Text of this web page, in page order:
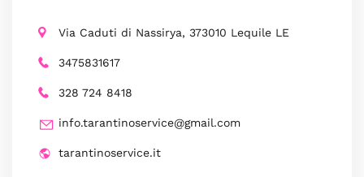
Via Caduti di Nassirya, 373010 Lequile LE
3475831617
328 724 8418
info.tarantinoservice@gmail.com
tarantinoservice.it